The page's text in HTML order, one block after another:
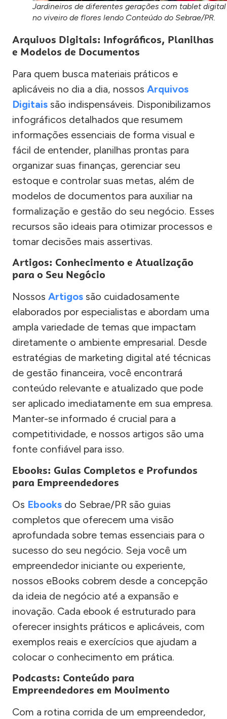
Jardineiros de diferentes gerações com tablet digital
no viveiro de flores lendo Conteúdo do Sebrae/PR.
Arquivos Digitais: Infográficos, Planilhas
e Modelos de Documentos
Para quem busca materiais práticos e
aplicáveis no dia a dia, nossos Arquivos
Digitais são indispensáveis. Disponibilizamos
infográficos detalhados que resumem
informações essenciais de forma visual e
fácil de entender, planilhas prontas para
organizar suas finanças, gerenciar seu
estoque e controlar suas metas, além de
modelos de documentos para auxiliar na
formalização e gestão do seu negócio. Esses
recursos são ideais para otimizar processos e
tomar decisões mais assertivas.
Artigos: Conhecimento e Atualização
para o Seu Negócio
Nossos Artigos são cuidadosamente
elaborados por especialistas e abordam uma
ampla variedade de temas que impactam
diretamente o ambiente empresarial. Desde
estratégias de marketing digital até técnicas
de gestão financeira, você encontrará
conteúdo relevante e atualizado que pode
ser aplicado imediatamente em sua empresa.
Manter-se informado é crucial para a
competitividade, e nossos artigos são uma
fonte confiável para isso.
Ebooks: Guias Completos e Profundos
para Empreendedores
Os Ebooks do Sebrae/PR são guias
completos que oferecem uma visão
aprofundada sobre temas essenciais para o
sucesso do seu negócio. Seja você um
empreendedor iniciante ou experiente,
nossos eBooks cobrem desde a concepção
da ideia de negócio até a expansão e
inovação. Cada ebook é estruturado para
oferecer insights práticos e aplicáveis, com
exemplos reais e exercícios que ajudam a
colocar o conhecimento em prática.
Podcasts: Conteúdo para
Empreendedores em Movimento
Com a rotina corrida de um empreendedor,